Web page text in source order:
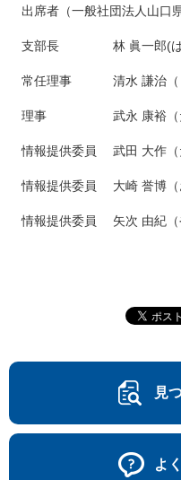
出席者（一般社団法人山口
支部長 林 眞一郎(はや
常任理事 清水 謙治（し
理事 武永 康裕（たけ
情報提供委員 武田 大作（
情報提供委員 大崎 誉博（
情報提供委員 矢次 由紀（
見
よ